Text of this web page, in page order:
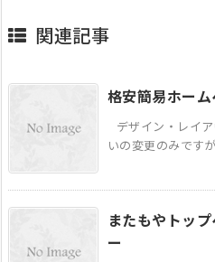
関連記事
格安簡易ホー
デザイン・レイ
いの変更のみです
またもやトッ
ー